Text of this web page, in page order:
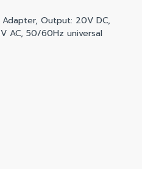
Output: 20V DC,
AC, 50/60Hz universal